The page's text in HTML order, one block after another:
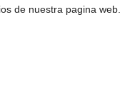
de nuestra pagina web.